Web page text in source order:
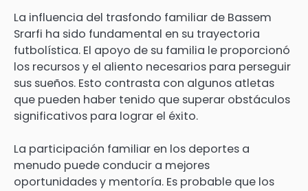
La influencia del trasfondo familiar de Bassem
Srarfi ha sido fundamental en su trayectoria
futbolística. El apoyo de su familia le proporcionó
los recursos y el aliento necesarios para perseguir
sus sueños. Esto contrasta con algunos atletas
que pueden haber tenido que superar obstáculos
significativos para lograr el éxito.
La participación familiar en los deportes a
menudo puede conducir a mejores
oportunidades y mentoría. Es probable que los